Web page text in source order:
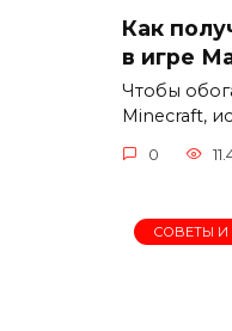
Как
в игре
Чтобы
Minecraft,
0
СОВЕТЫ И